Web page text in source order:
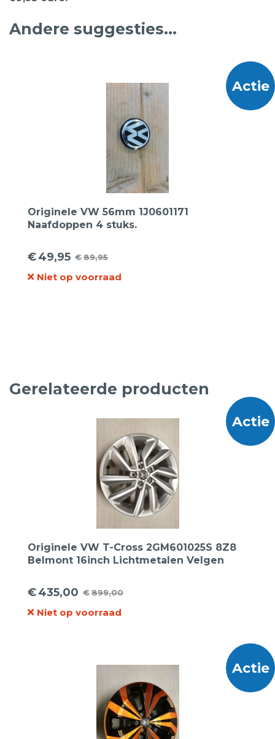
Andere suggesties…
Actie
Originele VW 56mm 1J0601171
Naafdoppen 4 stuks.
€89,95
Oorspronkelijke
prijs
€49,95
Huidige
prijs
Niet op voorraad
Gerelateerde producten
Actie
Originele VW T-Cross 2GM601025S 8Z8
Belmont 16inch Lichtmetalen Velgen
€899,00
Oorspronkelijke
prijs
€435,00
Huidige
prijs
Niet op voorraad
Actie